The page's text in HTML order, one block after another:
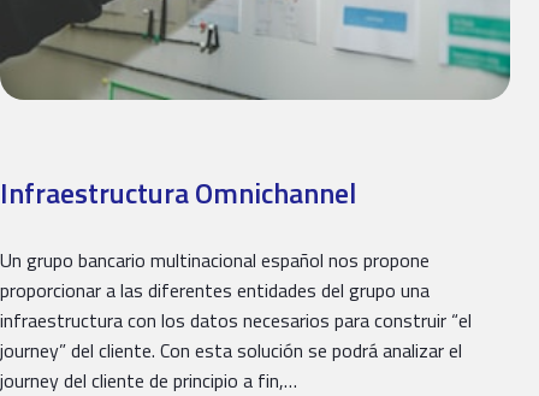
Infraestructura Omnichannel
Un grupo bancario multinacional español nos propone
proporcionar a las diferentes entidades del grupo una
infraestructura con los datos necesarios para construir “el
journey” del cliente. Con esta solución se podrá analizar el
journey del cliente de principio a fin,…